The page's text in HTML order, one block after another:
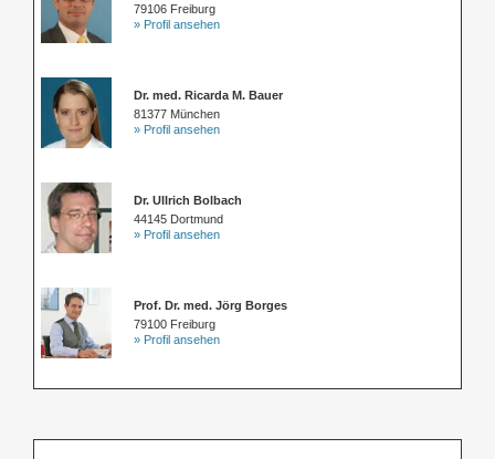
79106 Freiburg
» Profil ansehen
Dr. med. Ricarda M. Bauer
81377 München
» Profil ansehen
Dr. Ullrich Bolbach
44145 Dortmund
» Profil ansehen
Prof. Dr. med. Jörg Borges
79100 Freiburg
» Profil ansehen